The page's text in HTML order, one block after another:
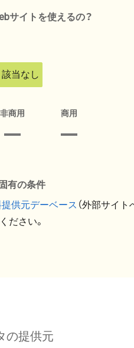
サイトを使えるの？
該当なし
非商用 商用
有の条件
供元デーベース （外部サイト
ださい。
の提供元